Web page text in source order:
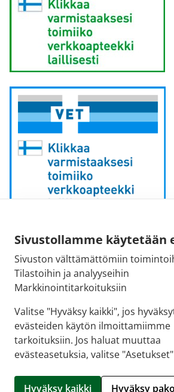
Sivustollamme käytetään
Sivuston välttämättömiin
Tilastoihin ja analyyseihin
Markkinointitarkoituksiin
Valitse "Hyväksy kaikki", jos
evästeiden käytön ilmoittamiimme
tarkoituksiin. Jos haluat muuttaa
evästeasetuksia, valitse "Asetukset"
Hyväksy kaikki Hyväksy
Sähköpostiosoite:
kirjaamo [at] fimea.fi
Fimean vaihde:
029 522 3341